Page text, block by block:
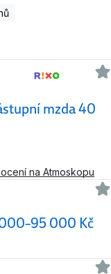
mzda 40
na Atmoskopu
000 Kč